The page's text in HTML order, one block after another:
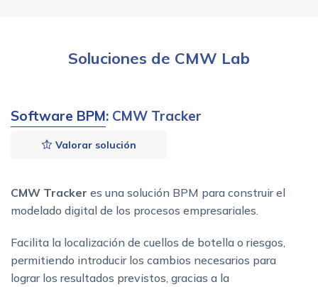
Soluciones de CMW Lab
Software BPM: CMW Tracker
Valorar solución
CMW Tracker es una solución BPM para construir el
modelado digital de los procesos empresariales.
Facilita la localización de cuellos de botella o riesgos,
permitiendo introducir los cambios necesarios para
lograr los resultados previstos, gracias a la